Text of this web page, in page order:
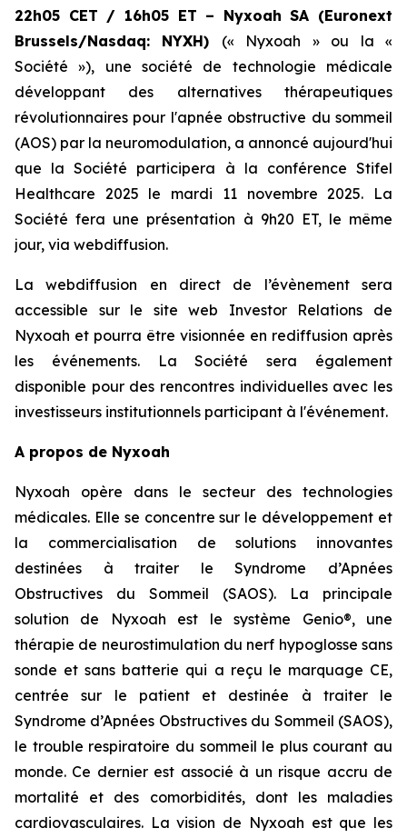
22h05 CET / 16h05 ET – Nyxoah SA (Euronext
Brussels/Nasdaq: NYXH) (« Nyxoah » ou la «
Société »), une société de technologie médicale
développant des alternatives thérapeutiques
révolutionnaires pour l'apnée obstructive du sommeil
(AOS) par la neuromodulation, a annoncé aujourd'hui
que la Société participera à la conférence Stifel
Healthcare 2025 le mardi 11 novembre 2025. La
Société fera une présentation à 9h20 ET, le même
jour, via webdiffusion.
La webdiffusion en direct de l’évènement sera
accessible sur le site web Investor Relations de
Nyxoah et pourra être visionnée en rediffusion après
les événements. La Société sera également
disponible pour des rencontres individuelles avec les
investisseurs institutionnels participant à l'événement.
A propos de Nyxoah
Nyxoah opère dans le secteur des technologies
médicales. Elle se concentre sur le développement et
la commercialisation de solutions innovantes
destinées à traiter le Syndrome d’Apnées
Obstructives du Sommeil (SAOS). La principale
solution de Nyxoah est le système Genio®, une
thérapie de neurostimulation du nerf hypoglosse sans
sonde et sans batterie qui a reçu le marquage CE,
centrée sur le patient et destinée à traiter le
Syndrome d’Apnées Obstructives du Sommeil (SAOS),
le trouble respiratoire du sommeil le plus courant au
monde. Ce dernier est associé à un risque accru de
mortalité et des comorbidités, dont les maladies
cardiovasculaires. La vision de Nyxoah est que les